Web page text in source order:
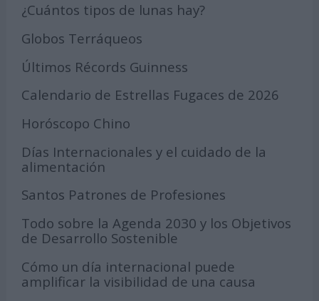
¿Cuántos tipos de lunas hay?
Globos Terráqueos
Últimos Récords Guinness
Calendario de Estrellas Fugaces de 2026
Horóscopo Chino
Días Internacionales y el cuidado de la
alimentación
Santos Patrones de Profesiones
Todo sobre la Agenda 2030 y los Objetivos
de Desarrollo Sostenible
Cómo un día internacional puede
amplificar la visibilidad de una causa